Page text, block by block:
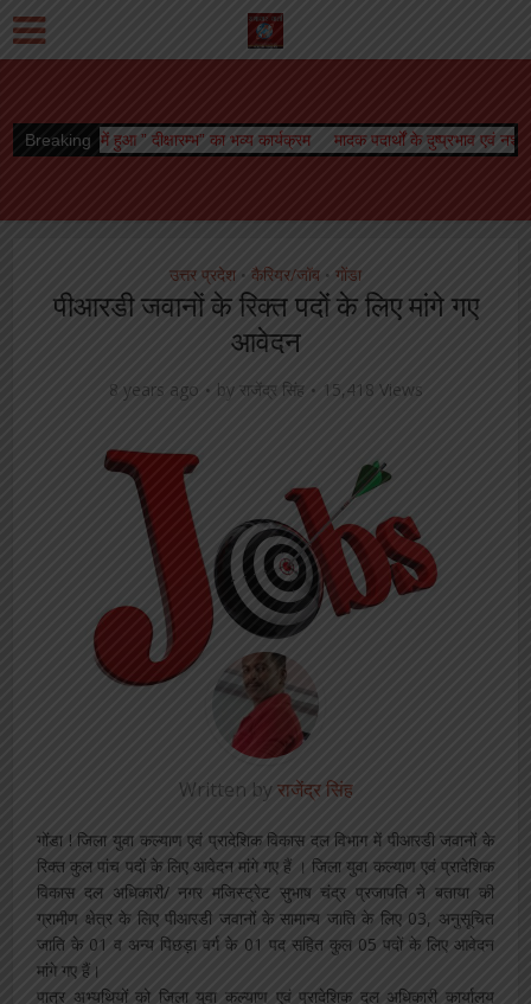
Breaking
दीक्षारम्भ” का भव्य कार्यक्रम मादक पदार्थों के दुष्प्रभाव एवं नशा मुक्ति विषय पर
उत्तर प्रदेश • कैरियर/जॉब • गोंडा
पीआरडी जवानों के रिक्त पदों के लिए मांगे गए
आवेदन
8 years ago by राजेंद्र सिंह 15,418 Views
Written byराजेंद्र सिंह
गोंडा ! जिला युवा कल्याण एवं प्रादेशिक विकास दल विभाग में पीआरडी जवानों के
रिक्त कुल पांच पदों के लिए आवेदन मांगे गए हैं । जिला युवा कल्याण एवं प्रादेशिक
विकास दल अधिकारी/ नगर मजिस्ट्रेट सुभाष चंद्र प्रजापति ने बताया की
ग्रामीण क्षेत्र के लिए पीआरडी जवानों के सामान्य जाति के लिए 03, अनुसूचित
जाति के 01 व अन्य पिछड़ा वर्ग के 01 पद सहित कुल 05 पदों के लिए आवेदन
मांगे गए हैं।
पात्र अभ्यथियों को जिला युवा कल्याण एवं प्रादेशिक दल अधिकारी कार्यालय